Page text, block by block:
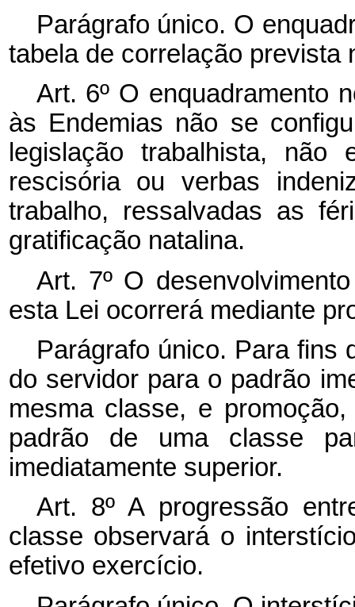
Parágrafo único. O
tabela de correlação prevista
Art. 6º O enquadramento
às Endemias não se
legislação trabalhista, não
rescisória ou verbas
trabalho, ressalvadas as
gratificação natalina.
Art. 7º O
esta Lei ocorrerá mediante
Parágrafo único. Para fins
do servidor para o padrão
mesma classe, e
padrão de uma classe
imediatamente superior.
Art. 8º A progressão
classe observará o
efetivo exercício.